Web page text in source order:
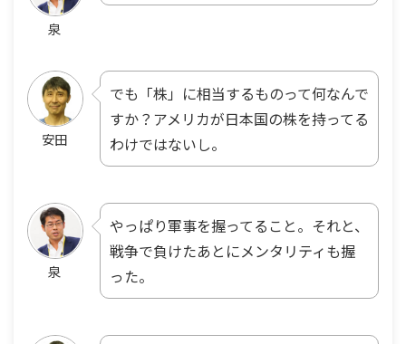
泉
安田
でも「株」に相当するものって何なんで
すか？アメリカが日本国の株を持ってる
わけではないし。
泉
やっぱり軍事を握ってること。それと、
戦争で負けたあとにメンタリティも握
った。